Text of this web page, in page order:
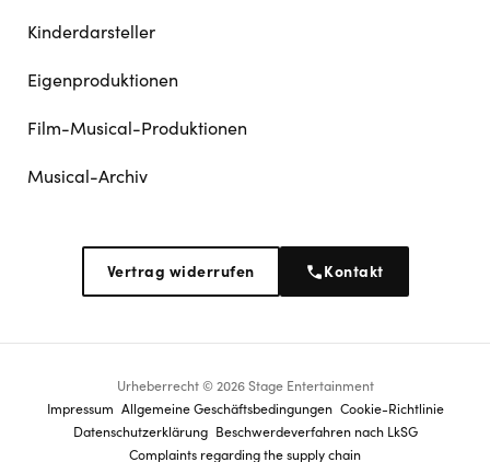
Kinderdarsteller
Eigenproduktionen
Film-Musical-Produktionen
Musical-Archiv
Vertrag widerrufen Kontakt
Urheberrecht © 2026 Stage Entertainment
Footer
navigation
Impressum Allgemeine Geschäftsbedingungen Cookie-Richtlinie
Datenschutz­erklärung Beschwerdeverfahren nach LkSG
Complaints regarding the supply chain